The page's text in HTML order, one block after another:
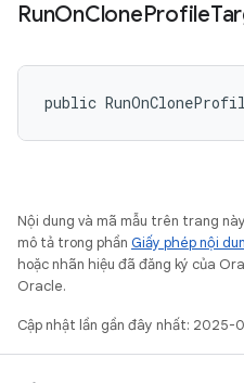
RunOnCloneProfile
public
Nội dung và mã mẫu trên trang
mô tả trong phần Giấy phép nội
hoặc nhãn hiệu đã đăng ký của
Oracle.
Cập nhật lần gần đây nhất: 2025-